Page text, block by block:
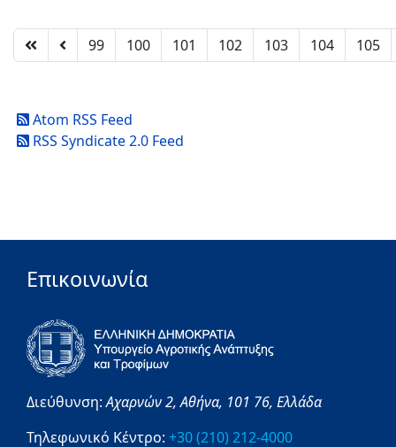
99 100 101 102 103 104 105
Atom RSS Feed
RSS Syndicate 2.0 Feed
Επικοινωνία
Διεύθυνση:Αχαρνών 2,Αθήνα, 101 76, Ελλάδα
Τηλεφωνικό Κέντρο: +30 (210) 212-4000